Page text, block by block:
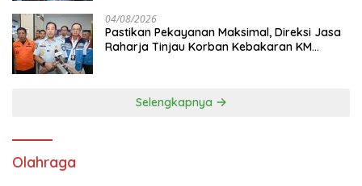
04/08/2026
Pastikan Pekayanan Maksimal, Direksi Jasa
Raharja Tinjau Korban Kebakaran KM
Selengkapnya
Olahraga